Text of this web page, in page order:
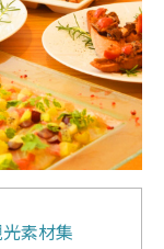
素材集